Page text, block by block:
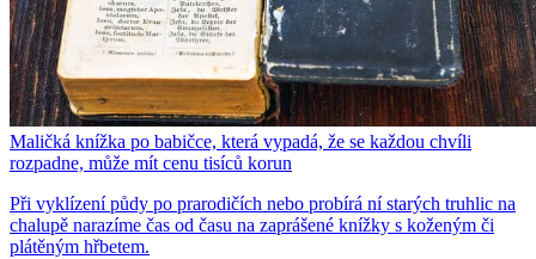
Maličká knížka po babičce, která vypadá, že se každou chvíli
rozpadne, může mít cenu tisíců korun
Při vyklízení půdy po prarodičích nebo probírá ní starých truhlic na
chalupě narazíme čas od času na zaprášené knížky s koženým či
plátěným hřbetem.